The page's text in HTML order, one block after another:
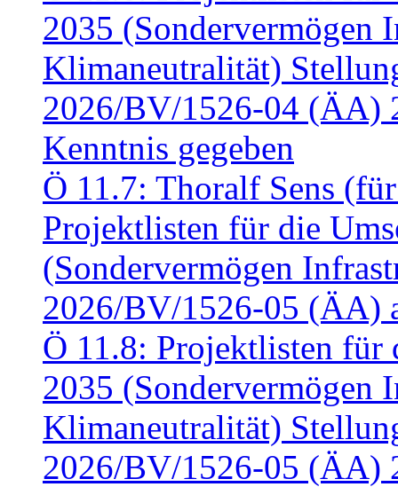
2035 (Sondervermögen
Klimaneutralität)
2026/BV/1526-04 (ÄA)
Kenntnis gegeben
Ö 11.7: Thoralf Sens
Projektlisten für die
(Sondervermögen
2026/BV/1526-05 (ÄA)
Ö 11.8: Projektlisten für
2035 (Sondervermögen
Klimaneutralität)
2026/BV/1526-05 (ÄA)